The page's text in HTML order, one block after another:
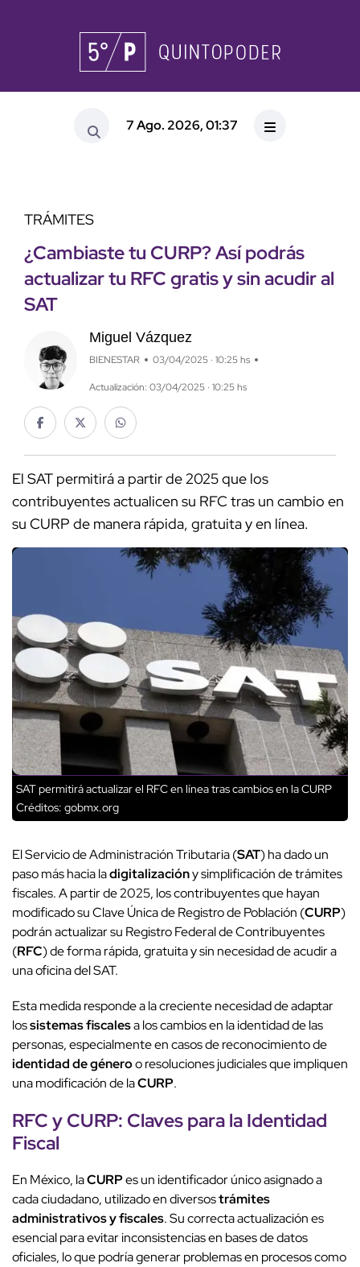
7 Ago. 2026, 01:37
TRÁMITES
¿Cambiaste tu CURP? Así podrás
actualizar tu RFC gratis y sin acudir al
SAT
Miguel Vázquez
BIENESTAR 03/04/2025 · 10:25 hs
Actualización: 03/04/2025 · 10:25 hs
El SAT permitirá a partir de 2025 que los
contribuyentes actualicen su RFC tras un cambio en
su CURP de manera rápida, gratuita y en línea.
SAT permitirá actualizar el RFC en línea tras cambios en la CURP
Créditos: gobmx.org
El Servicio de Administración Tributaria (SAT) ha dado un
paso más hacia ladigitalizacióny simplificación de trámites
fiscales. A partir de 2025, los contribuyentes que hayan
modificado su Clave Única de Registro de Población (CURP)
podrán actualizar su Registro Federal de Contribuyentes
(RFC) de forma rápida, gratuita y sin necesidad de acudir a
una oficina del SAT.
Esta medida responde a la creciente necesidad de adaptar
lossistemas fiscalesa los cambios en la identidad de las
personas, especialmente en casos de reconocimiento de
identidad de géneroo resoluciones judiciales que impliquen
una modificación de laCURP.
RFC y CURP: Claves para la Identidad
Fiscal
En México, laCURPes un identificador único asignado a
cada ciudadano, utilizado en diversostrámites
administrativos y fiscales. Su correcta actualización es
esencial para evitar inconsistencias en bases de datos
oficiales, lo que podría generar problemas en procesos como